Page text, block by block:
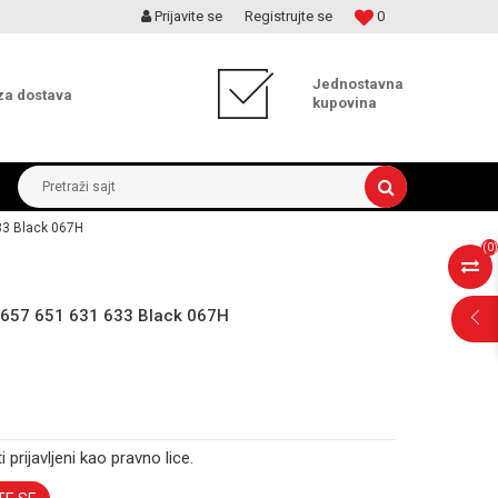
MOGUĆNOST ISPORUKE ZA 24H! 0
Prijavite se Registrujte se
dostava
Jednostavna
kupovina
Pretraži sajt
(0)
Black 067H
651 631 633 Black 067H
prijavljeni kao pravno lice.